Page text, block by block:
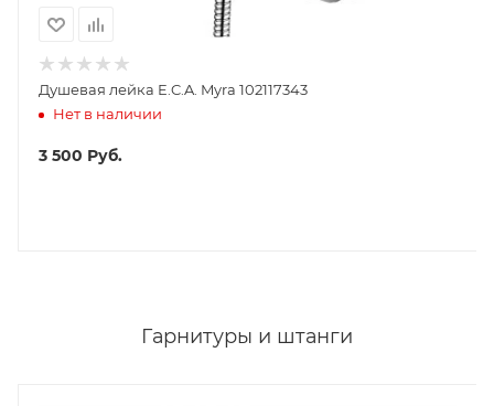
Душевая лейка E.C.A. Myra 102117343
Нет в наличии
3 500 Руб.
Гарнитуры и штанги